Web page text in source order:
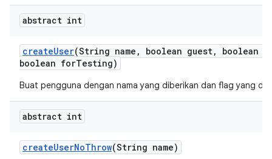
abstract int
createUser(String name , boolean guest,
boolean
boolean forTesting)
Buat pengguna dengan nama yang diberikan dan flag yang
abstract int
createUserNoThrow(String name)